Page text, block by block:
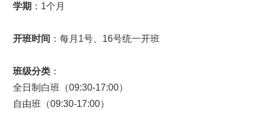
学期 ：1个月
开班时间 ：每月1号、16号统一开班
班级分类 ：
全日制白班（09:30-17:00）
自由班（09:30-17:00）